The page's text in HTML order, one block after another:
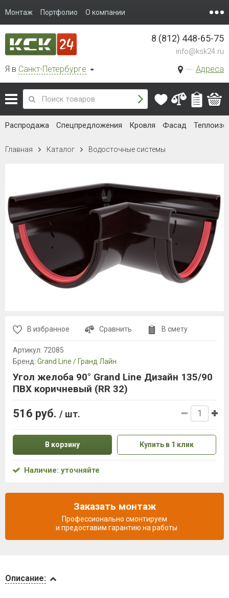
Монтаж Портфолио О компании
Я в Санкт-Петербурге Адреса
8 (812) 448-65-75
info@ksk24.ru
Распродажа Спецпредложения Кровля Фасад
Главная Каталог Водосточные системы
Описание:
В избранное Сравнить В смету
Артикул: 72085
Бренд: Grand Line / Гранд Лайн
Угол желоба 90° Grand Line Дизайн 135/90
ПВХ коричневый (RR 32)
516 руб. / шт.
В корзину Купить в 1 клик
Наличие: уточняйте
Заказать монтаж
Профессионально смонтируем
и предоставим гарантию на работы